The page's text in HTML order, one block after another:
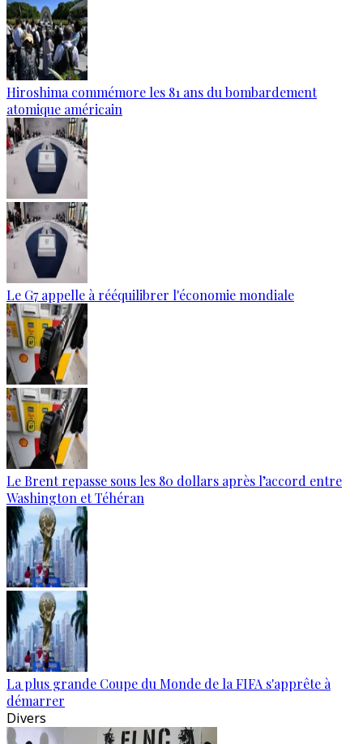
Hiroshima commémore les 81 ans du bombardement
atomique américain
Le G7 appelle à rééquilibrer l'économie mondiale
Le Brent repasse sous les 80 dollars après l’accord entre
Washington et Téhéran
La plus grande Coupe du Monde de la FIFA s'apprête à
démarrer
Divers